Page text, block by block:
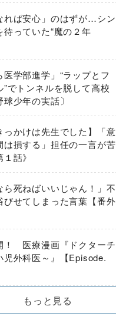
れば安心」のはずが…シン
待っていた“魔の２年
医学部進学」“ラップとフ
”でトンネルを脱して高校
少年の実話〕
っかけは先生でした】「意
は損する」担任の一言が苦
話》
ら死ねばいいじゃん！」不
びせてしまった言葉【番外
！ 医療漫画『ドクターチ
児外科医～』【Episode.
もっと見る